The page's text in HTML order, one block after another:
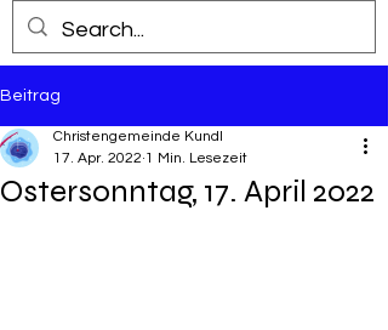
Anmelden
Beitrag
Ostersonntag, 17. April 2022
Christengemeinde Kundl
17. Apr. 2022 1 Min. Lesezeit